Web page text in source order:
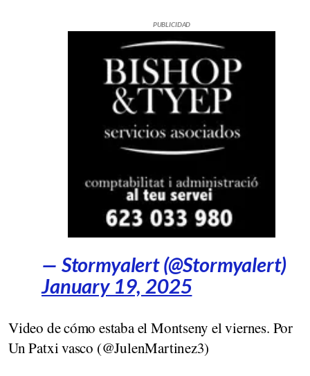
— Stormyalert (@Stormyalert)
January 19, 2025
Video de cómo estaba el Montseny el viernes. Por
Un Patxi vasco (@JulenMartinez3)